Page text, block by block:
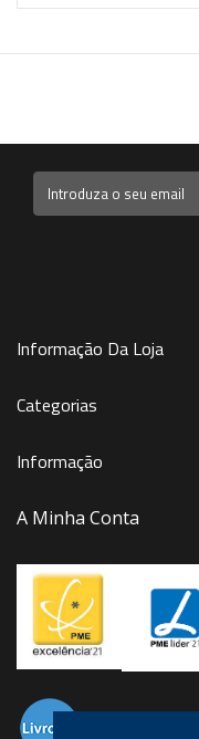
Informação Da Loja
Categorias
Informação
A Minha Conta